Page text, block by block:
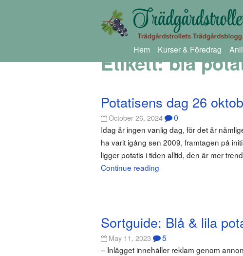
Hem Kurser & Föredrag
Etikett:blå
Potatisens dag 26
October 26, 2024 0
Idag är ingen vanlig dag, för det är
ha varit igång sen 2009, framtagen på
ligger potatis i tiden alltid, den är mer
Continue reading
Sortguide: Blå & lila
May 11, 2023 5
– Inlägget innehåller reklam genom